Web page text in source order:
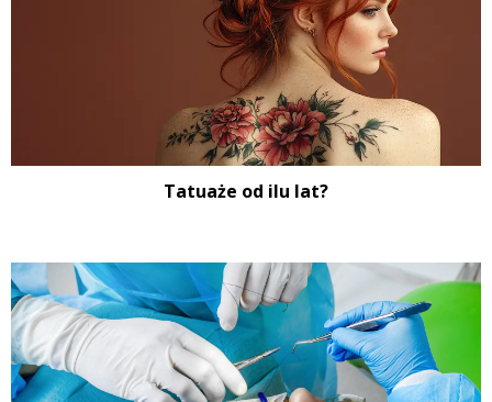
Tatuaże od ilu lat?